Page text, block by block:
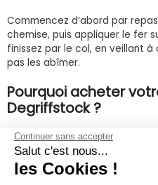
Commencez d’abord par
chemise, puis appliquer le fer
finissez par le col, en veillant
pas les abîmer.
Pourquoi acheter
Degriffstock ?
Donnez du style à votre tenue
mode, élégante, sophistiquée
toute une palette de
Continuer sans accepter
Salut c'est nous...
les Cookies !